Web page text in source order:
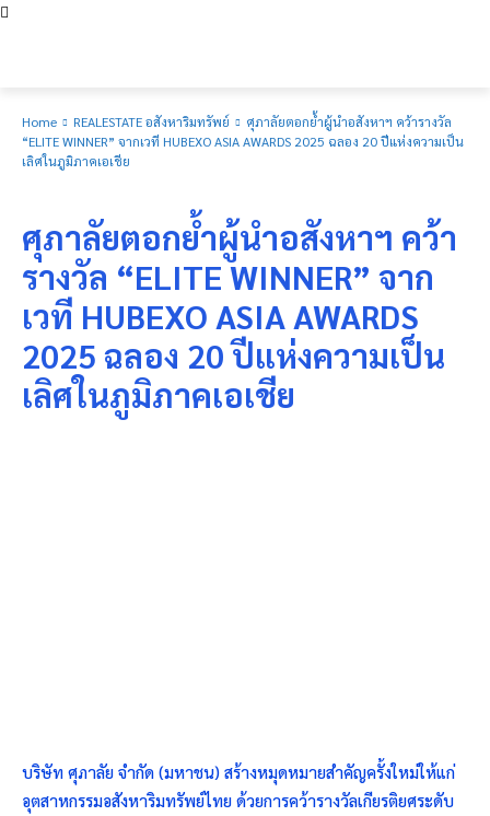
Home REALESTATE อสังหาริมทรัพย์
ศุภาลัยตอกย้ำผู้นำอสังหาฯ คว้ารางวัล
“ELITE WINNER” จากเวที HUBEXO ASIA AWARDS 2025 ฉลอง 20 ปีแห่งความเป็น
เลิศในภูมิภาคเอเชีย
ศุภาลัยตอกย้ำผู้นำอสังหาฯ คว้า
รางวัล “ELITE WINNER” จาก
เวที HUBEXO ASIA AWARDS
2025 ฉลอง 20 ปีแห่งความเป็น
เลิศในภูมิภาคเอเชีย
บริษัท ศุภาลัย จำกัด (มหาชน) สร้างหมุดหมายสำคัญครั้งใหม่ให้แก่
อุตสาหกรรมอสังหาริมทรัพย์ไทย ด้วยการคว้ารางวัลเกียรติยศระดับ